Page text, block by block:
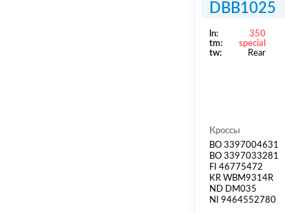
DBB1025
ln:
350
tm:
special
tw:
Rear
Кроссы
BO 3397004631
BO 3397033281
FI 46775472
KR WBM9314R
ND DM035
NI 9464552780